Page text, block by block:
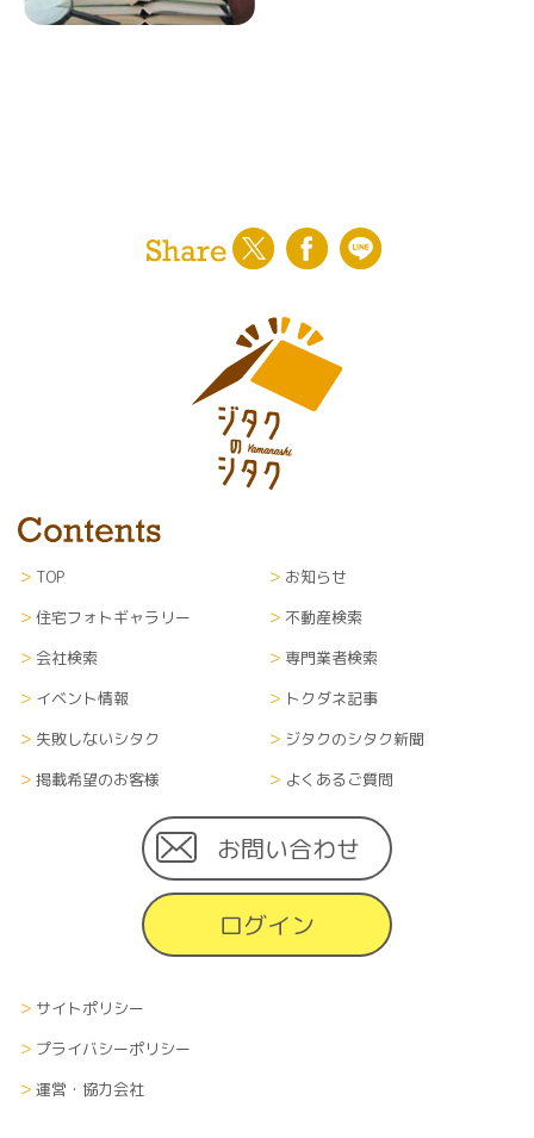
TOP
お知らせ
住宅フォトギャラリー
不動産検索
会社検索
専門業者検索
イベント情報
トクダネ記事
失敗しないシタク
ジタクのシタク新聞
掲載希望のお客様
よくあるご質問
お問い合わせ
ログイン
サイトポリシー
プライバシーポリシー
運営・協力会社